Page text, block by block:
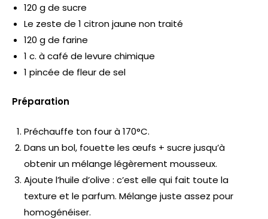
120 g de sucre
Le zeste de 1 citron jaune non traité
120 g de farine
1 c. à café de levure chimique
1 pincée de fleur de sel
Préparation
Préchauffe ton four à 170°C.
Dans un bol, fouette les œufs + sucre jusqu’à
obtenir un mélange légèrement mousseux.
Ajoute l’huile d’olive : c’est elle qui fait toute la
texture et le parfum. Mélange juste assez pour
homogénéiser.